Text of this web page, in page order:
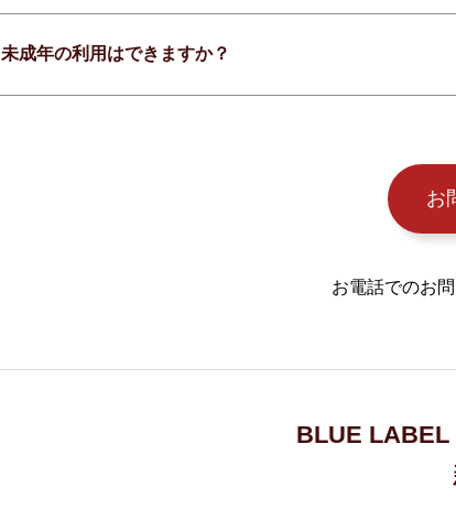
未成年の利用はできますか？
お
お電話でのお
BLUE LABEL